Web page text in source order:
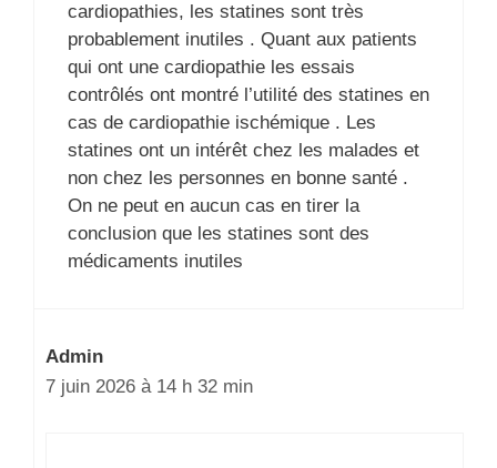
cardiopathies, les statines sont très
probablement inutiles . Quant aux patients
qui ont une cardiopathie les essais
contrôlés ont montré l’utilité des statines en
cas de cardiopathie ischémique . Les
statines ont un intérêt chez les malades et
non chez les personnes en bonne santé .
On ne peut en aucun cas en tirer la
conclusion que les statines sont des
médicaments inutiles
Admin
7 juin 2026 à 14 h 32 min